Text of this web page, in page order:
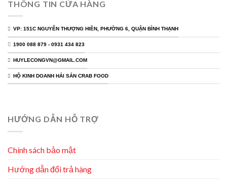
THÔNG TIN CỬA HÀNG
VP: 151C NGUYỄN THƯỢNG HIỀN, PHƯỜNG 6, QUẬN BÌNH THẠNH
1900 088 879 - 0931 434 823
HUYLECONGVN@GMAIL.COM
HỘ KINH DOANH HẢI SẢN CRAB FOOD
HƯỚNG DẪN HỖ TRỢ
Chính sách bảo mật
Hướng dẫn đổi trả hàng